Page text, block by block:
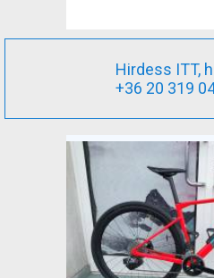
Hirdess ITT,
+36 20 319